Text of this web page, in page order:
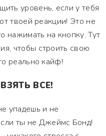
уровень, если у тебя
твоей реакции! Это не
нажимать на кнопку. Тут
чтобы строить свою
реально кайф!
ВСЕ!
упадешь и не
ты не Джеймс Бонд!